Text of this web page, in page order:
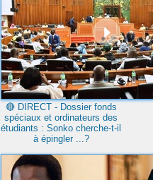
🔴​ DIRECT - Dossier fonds
spéciaux et ordinateurs des
étudiants : Sonko cherche-t-il
à épingler ...?